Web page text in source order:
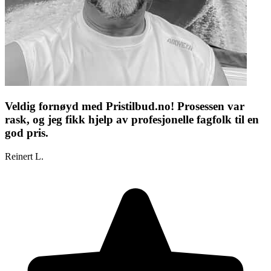
Veldig fornøyd med Pristilbud.no! Prosessen var
rask, og jeg fikk hjelp av profesjonelle fagfolk til en
god pris.
Reinert L.